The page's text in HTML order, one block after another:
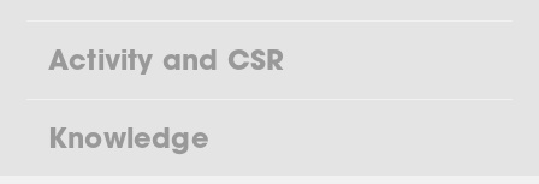
Activity and CSR
Knowledge